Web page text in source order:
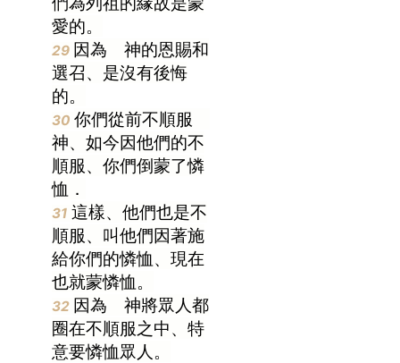
愛的。
29 因為 神的恩賜和
選召、是沒有後悔
的。
30 你們從前不順服
神、如今因他們的不
順服、你們倒蒙了憐
恤．
31 這樣、他們也是不
順服、叫他們因著施
給你們的憐恤、現在
也就蒙憐恤。
32 因為 神將眾人都
圈在不順服之中、特
意要憐恤眾人。